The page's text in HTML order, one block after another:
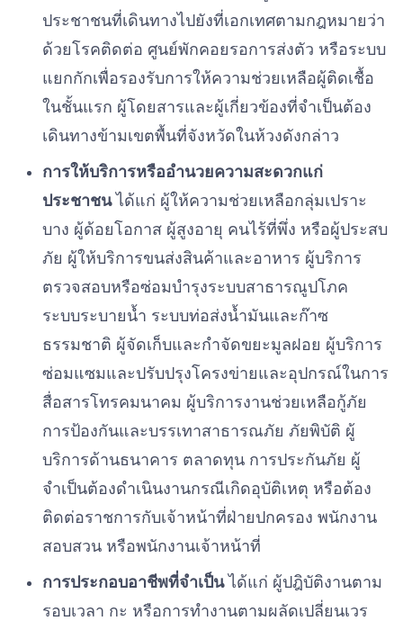
ประชาชนที่เดินทางไปยังที่เอกเทศตามกฎหมายว่า
ด้วยโรคติดต่อ ศูนย์พักคอยรอการส่งตัว หรือระบบ
แยกกักเพื่อรองรับการให้ความช่วยเหลือผู้ติดเชื้อ
ในชั้นแรก ผู้โดยสารและผู้เกี่ยวข้องที่จำเป็นต้อง
เดินทางข้ามเขตพื้นที่จังหวัดในห้วงดังกล่าว
การให้บริการหรืออำนวยความสะดวกแก่
ประชาชนได้แก่ ผู้ให้ความช่วยเหลือกลุ่มเปราะ
บาง ผู้ด้อยโอกาส ผู้สูงอายุ คนไร้ที่พึ่ง หรือผู้ประสบ
ภัย ผู้ให้บริการขนส่งสินค้าและอาหาร ผู้บริการ
ตรวจสอบหรือซ่อมบำรุงระบบสาธารณูปโภค
ระบบระบายน้ำ ระบบท่อส่งน้ำมันและก๊าซ
ธรรมชาติ ผู้จัดเก็บและกำจัดขยะมูลฝอย ผู้บริการ
ซ่อมแซมและปรับปรุงโครงข่ายและอุปกรณ์ในการ
สื่อสารโทรคมนาคม ผู้บริการงานช่วยเหลือกู้ภัย
การป้องกันและบรรเทาสาธารณภัย ภัยพิบัติ ผู้
บริการด้านธนาคาร ตลาดทุน การประกันภัย ผู้
จำเป็นต้องดำเนินงานกรณีเกิดอุบัติเหตุ หรือต้อง
ติดต่อราชการกับเจ้าหน้าที่ฝ่ายปกครอง พนักงาน
สอบสวน หรือพนักงานเจ้าหน้าที่
การประกอบอาชีพที่จำเป็นได้แก่ ผู้ปฎิบัติงานตาม
รอบเวลา กะ หรือการทำงานตามผลัดเปลี่ยนเวร